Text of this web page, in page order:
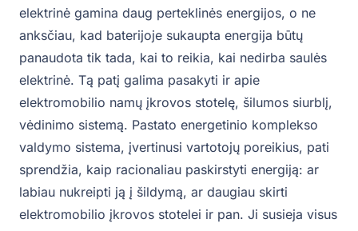
elektrinė gamina daug perteklinės energijos, o ne
anksčiau, kad baterijoje sukaupta energija būtų
panaudota tik tada, kai to reikia, kai nedirba saulės
elektrinė. Tą patį galima pasakyti ir apie
elektromobilio namų įkrovos stotelę, šilumos siurblį,
vėdinimo sistemą. Pastato energetinio komplekso
valdymo sistema, įvertinusi vartotojų poreikius, pati
sprendžia, kaip racionaliau paskirstyti energiją: ar
labiau nukreipti ją į šildymą, ar daugiau skirti
elektromobilio įkrovos stotelei ir pan. Ji susieja visus